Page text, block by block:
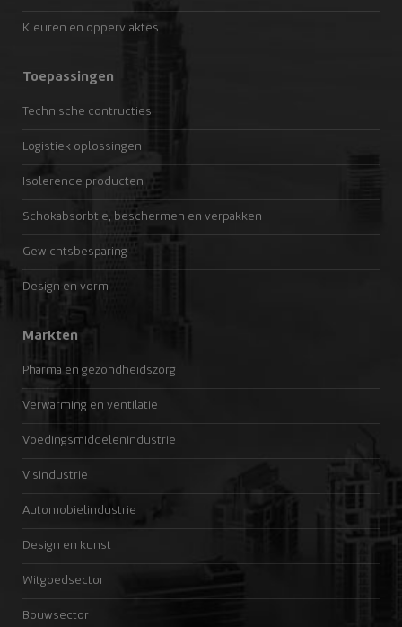
Kleuren en oppervlaktes
Toepassingen
Technische contructies
Logistiek oplossingen
Isolerende producten
Schokabsorbtie, beschermen en verpakken
Gewichtsbesparing
Design en vorm
Markten
Pharma en gezondheidszorg
Verwarming en ventilatie
Voedingsmiddelenindustrie
Visindustrie
Automobielindustrie
Design en kunst
Witgoedsector
Bouwsector